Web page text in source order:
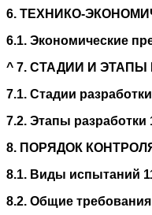
6. ТЕХНИКО-
6.1. Экономические
^ 7. СТАДИИ И ЭТАПЫ
7.1. Стадии
7.2. Этапы разработки
8. ПОРЯДОК
8.1. Виды испытаний
8.2. Общие